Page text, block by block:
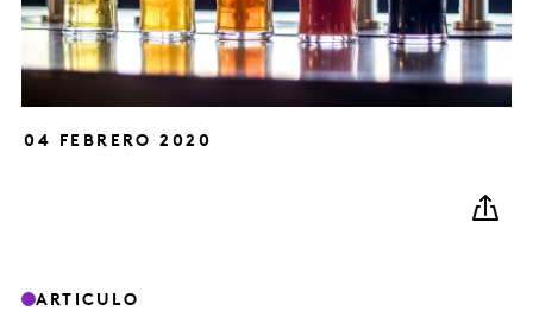
04 FEBRERO 2020
ARTICULO